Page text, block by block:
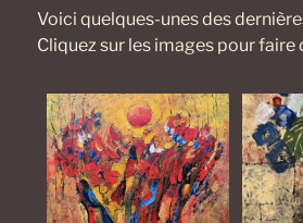
Voici quelques-unes des
Cliquez sur les images pour faire